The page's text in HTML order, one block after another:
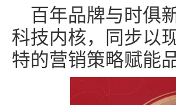
百年品牌与时俱
科技内核，同步以
特的营销策略赋能